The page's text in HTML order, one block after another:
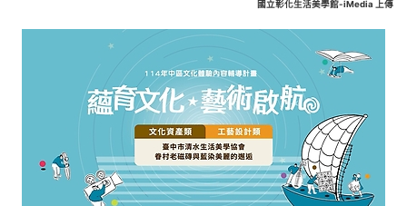
國立彰化生活美學館-iMedia 上傳